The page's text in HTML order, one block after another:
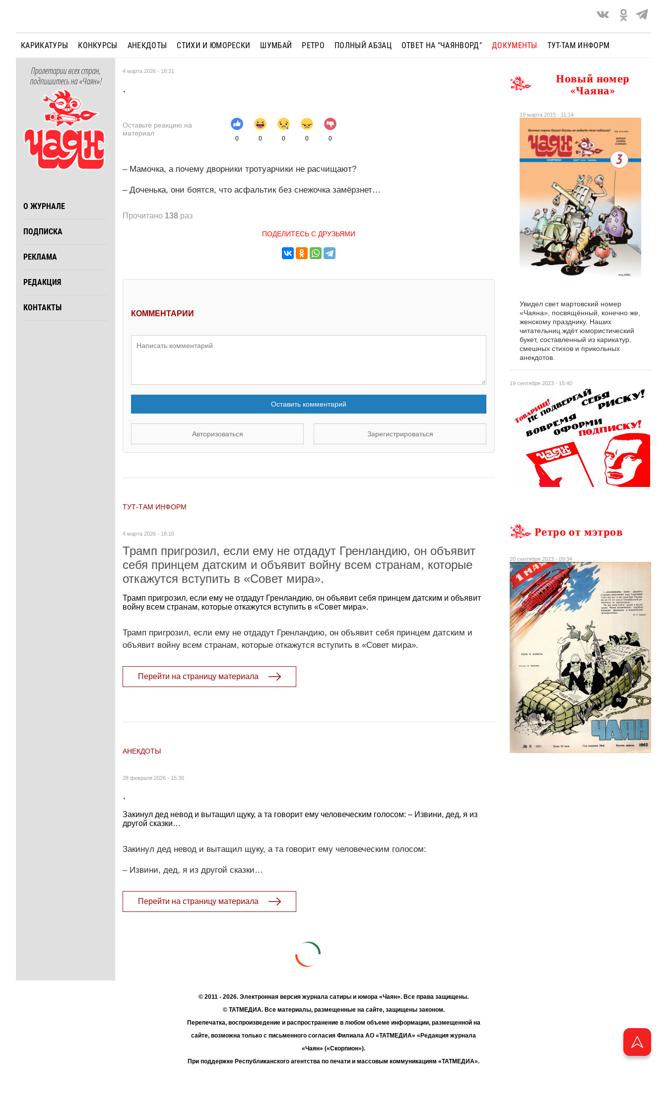
КАРИКАТУРЫ КОНКУРСЫ АНЕКДОТЫ СТИХИ И ЮМОРЕСКИ ШУМБАЙ РЕТРО ПОЛНЫЙ АБЗАЦ ОТВЕТ НА "ЧАЯНВОРД" ДОКУМЕНТЫ ТУТ-ТАМ ИНФОРМ
Пролетарии всех стран,
подпишитесь на «Чаян»!
О ЖУРНАЛЕ
ПОДПИСКА
РЕКЛАМА
РЕДАКЦИЯ
КОНТАКТЫ
4 марта 2026 - 18:31
.
Оставьте реакцию на
материал
0 0 0 0 0
– Мамочка, а почему дворники тротуарчики не расчищают?
– Доченька, они боятся, что асфальтик без снежочка замёрзнет…
Прочитано 138 раз
ПОДЕЛИТЕСЬ С ДРУЗЬЯМИ
КОММЕНТАРИИ
Оставить комментарий
Авторизоваться Зарегистрироваться
ТУТ-ТАМ ИНФОРМ
4 марта 2026 - 18:10
Трамп пригрозил, если ему не отдадут Гренландию, он объявит
себя принцем датским и объявит войну всем странам, которые
откажутся вступить в «Совет мира».
Трамп пригрозил, если ему не отдадут Гренландию, он объявит себя принцем датским и объявит
войну всем странам, которые откажутся вступить в «Совет мира».
Трамп пригрозил, если ему не отдадут Гренландию, он объявит себя принцем датским и
объявит войну всем странам, которые откажутся вступить в «Совет мира».
Перейти на страницу материала
АНЕКДОТЫ
28 февраля 2026 - 15:30
.
Закинул дед невод и вытащил щуку, а та говорит ему человеческим голосом: – Извини, дед, я из
другой сказки…
Закинул дед невод и вытащил щуку, а та говорит ему человеческим голосом:
– Извини, дед, я из другой сказки…
Перейти на страницу материала
19 сентября 2023 - 15:40
Новый номер
«Чаяна»
19 марта 2015 - 11:14
Увидел свет мартовский номер
«Чаяна», посвящённый, конечно же,
женскому празднику. Наших
читательниц ждёт юмористический
букет, составленный из карикатур,
смешных стихов и прикольных
анекдотов.
Ретро от мэтров
20 сентября 2023 - 09:34
© 2011 - 2026. Электронная версия журнала сатиры и юмора «Чаян». Все права защищены.
© ТАТМЕДИА. Все материалы, размещенные на сайте, защищены законом.
Перепечатка, воспроизведение и распространение в любом объеме информации, размещенной на
сайте, возможна только с письменного согласия Филиала АО «ТАТМЕДИА» «Редакция журнала
«Чаян» («Скорпион»).
При поддержке Республиканского агентства по печати и массовым коммуникациям «ТАТМЕДИА».